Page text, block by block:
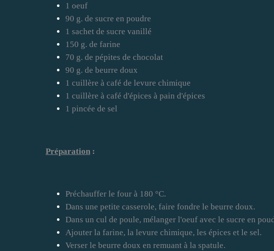
1 oeuf
90 g. de sucre en poudre
1 sachet de sucre vanillé
150 g. de farine
70 g. de pépites de chocolat
90 g. de beurre doux
1 cuillère à café de levure chimique
1 cuillère à café d'épices à pain d'épices
1 pincée de sel
Préparation :
Préchauffer le four à 180 °C.
Dans une petite casserole, faire fondre le beurre doux.
Dans un cul de poule, mélanger l'oeuf avec le sucre en
Ajouter la farine, la levure chimique, les épices et le sel.
Verser le beurre doux en remuant à la spatule.